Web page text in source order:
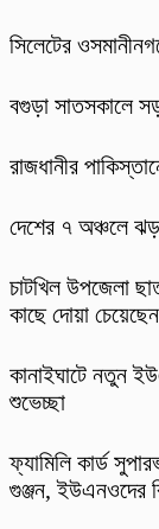
সিলেটের
বগুড়া সাতসকালে
রাজধানীর
দেশের ৭ অঞ্চলে
চাটখিল উপজেলা
কাছে দোয়া
কানাইঘাটে নতুন
শুভেচ্ছা
ফ্যামিলি কার্ড
গুঞ্জন, ইউএনওদের